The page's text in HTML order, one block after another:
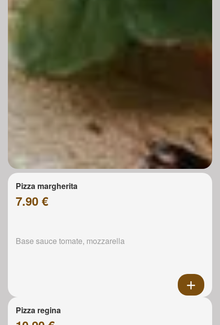
Pizza margherita
7.90 €
Base sauce tomate, mozzarella
Pizza regina